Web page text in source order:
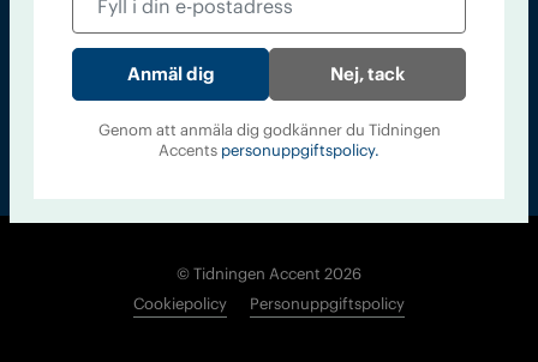
© Tidningen Accent 2026
Cookiepolicy
Personuppgiftspolicy
Nej, tack
Genom att anmäla dig godkänner du Tidningen
Accents personuppgiftspolicy.